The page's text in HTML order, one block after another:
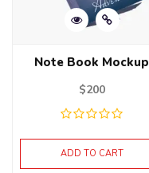
Note Book Mockup
$200
ADD TO CART